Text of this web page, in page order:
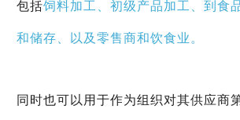
包括饲料加工、初级产品加工、到食
和储存、以及零售商和饮食业。
同时也可以用于作为组织对其供应商